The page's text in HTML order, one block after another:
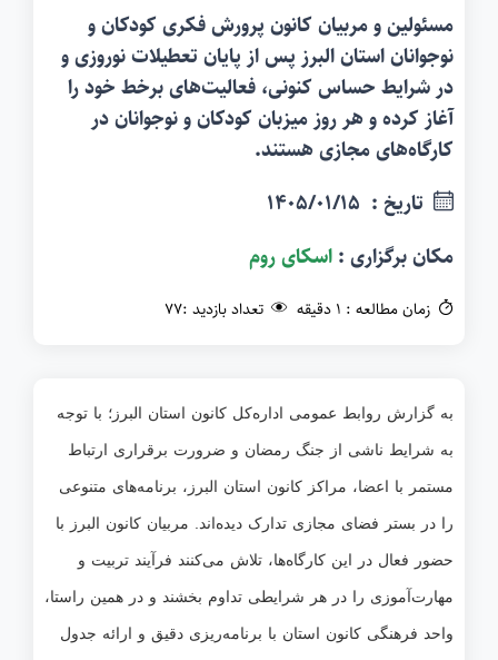
‌مسئولین و مربیان کانون پرورش فکری کودکان و
نوجوانان استان البرز پس از پایان تعطیلات نوروزی و
در شرایط حساس کنونی، فعالیت‌های برخط خود را
آغاز کرده و هر روز میزبان کودکان و نوجوانان در
کارگاه‌های مجازی هستند.
تاریخ : 1405/01/15
مکان برگزاری :‌ اسکای روم
زمان مطالعه :‌ 1 دقیقه تعداد بازدید :‌77
به گزارش روابط عمومی اداره‌کل کانون استان البرز؛ با توجه
به شرایط ناشی از جنگ رمضان و ضرورت برقراری ارتباط
مستمر با اعضا، مراکز کانون استان البرز، برنامه‌های متنوعی
را در بستر فضای مجازی تدارک دیده‌اند. مربیان کانون البرز با
حضور فعال در این کارگاه‌ها، تلاش می‌کنند فرآیند تربیت و
مهارت‌آموزی را در هر شرایطی تداوم بخشند و در همین راستا،
واحد فرهنگی کانون استان با برنامه‌ریزی دقیق و ارائه جدول